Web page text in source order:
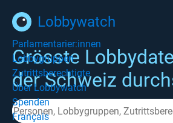
Lobbywatch
Parlamentarier:innen
Lobbygruppen
Zutrittsberechtigte
Über Lobbywatch
Spenden
Français
Grösste
der Schweiz